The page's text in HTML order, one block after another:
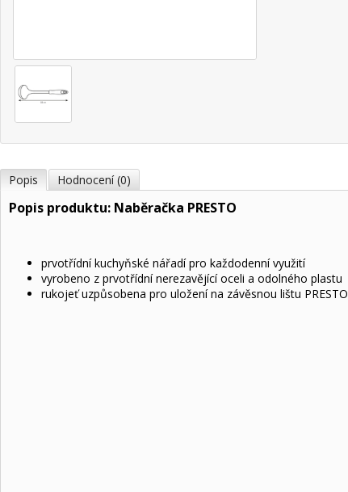
Popis Hodnocení (0)
Popis produktu: Naběračka PRESTO
prvotřídní kuchyňské nářadí pro každodenní využití
vyrobeno z prvotřídní nerezavějící oceli a odolného plastu
rukojeť uzpůsobena pro uložení na závěsnou lištu PRESTO